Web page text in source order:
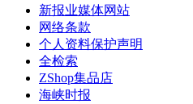
新报业媒体网站
网络条款
个人资料保护声明
全检索
ZShop集品店
海峡时报